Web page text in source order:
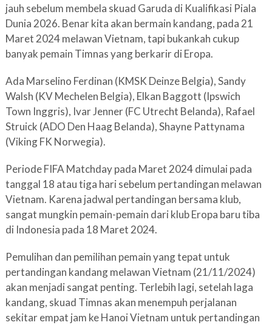
jauh sebelum membela skuad Garuda di Kualifikasi Piala
Dunia 2026. Benar kita akan bermain kandang, pada 21
Maret 2024 melawan Vietnam, tapi bukankah cukup
banyak pemain Timnas yang berkarir di Eropa.
Ada Marselino Ferdinan (KMSK Deinze Belgia), Sandy
Walsh (KV Mechelen Belgia), Elkan Baggott (Ipswich
Town Inggris), Ivar Jenner (FC Utrecht Belanda), Rafael
Struick (ADO Den Haag Belanda), Shayne Pattynama
(Viking FK Norwegia).
Periode FIFA Matchday pada Maret 2024 dimulai pada
tanggal 18 atau tiga hari sebelum pertandingan melawan
Vietnam. Karena jadwal pertandingan bersama klub,
sangat mungkin pemain-pemain dari klub Eropa baru tiba
di Indonesia pada 18 Maret 2024.
Pemulihan dan pemilihan pemain yang tepat untuk
pertandingan kandang melawan Vietnam (21/11/2024)
akan menjadi sangat penting. Terlebih lagi, setelah laga
kandang, skuad Timnas akan menempuh perjalanan
sekitar empat jam ke Hanoi Vietnam untuk pertandingan